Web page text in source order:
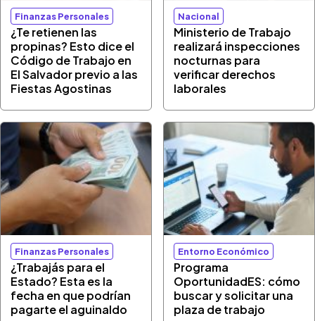
Finanzas Personales
¿Te retienen las
propinas? Esto dice el
Código de Trabajo en
El Salvador previo a las
Fiestas Agostinas
Nacional
Ministerio de Trabajo
realizará inspecciones
nocturnas para
verificar derechos
laborales
Finanzas Personales
¿Trabajás para el
Estado? Esta es la
fecha en que podrían
pagarte el aguinaldo
Entorno Económico
Programa
OportunidadES: cómo
buscar y solicitar una
plaza de trabajo